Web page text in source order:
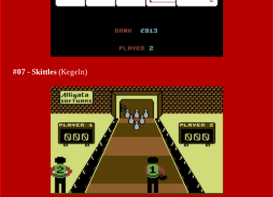
#07 - Skittles (Kegeln)